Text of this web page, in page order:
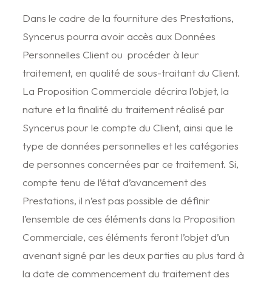
Dans le cadre de la fourniture des Prestations,
Syncerus pourra avoir accès aux Données
Personnelles Client ou procéder à leur
traitement, en qualité de sous-traitant du Client.
La Proposition Commerciale décrira l’objet, la
nature et la finalité du traitement réalisé par
Syncerus pour le compte du Client, ainsi que le
type de données personnelles et les catégories
de personnes concernées par ce traitement. Si,
compte tenu de l’état d’avancement des
Prestations, il n’est pas possible de définir
l’ensemble de ces éléments dans la Proposition
Commerciale, ces éléments feront l’objet d’un
avenant signé par les deux parties au plus tard à
la date de commencement du traitement des